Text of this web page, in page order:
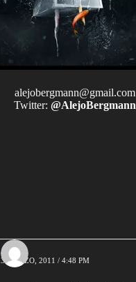
alejobergmann@gmail.com
Twitter: @AlejoBergmann
dasg
3 MARZO, 2011 / 4:48 PM